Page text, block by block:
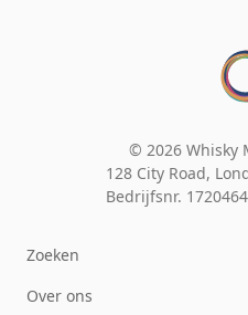
© 2026 Whisky
128 City Road,
Bedrijfsnr.
Zoeken
Over ons